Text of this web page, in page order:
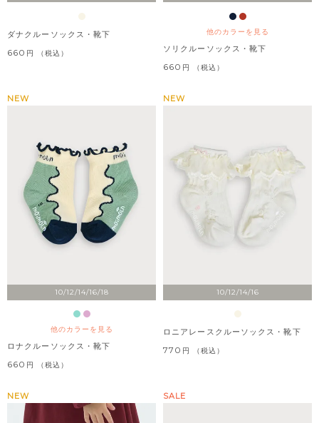
ダナクルーソックス・靴下
660 税込
他のカラーを見る
ソリクルーソックス・靴下
660 税込
10/12/14/16/18
他のカラーを見る
NEW
ロナクルーソックス・靴下
660 税込
10/12/14/16
NEW
ロニアレースクルーソックス・靴下
770 税込
NEW SALE